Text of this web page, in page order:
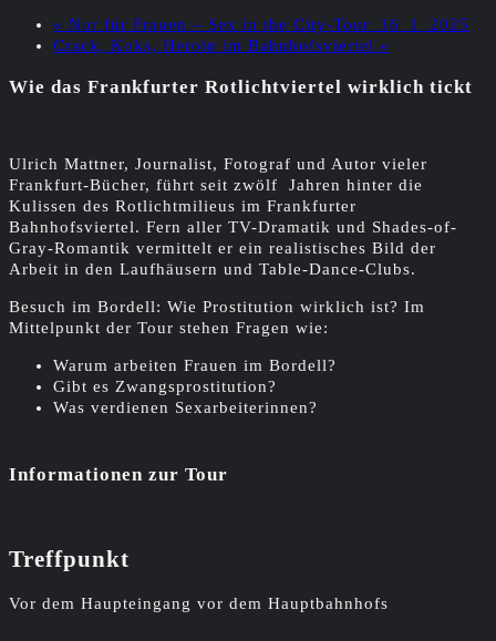
« Nur für Frauen – Sex in the City-Tour_16_1_2025
Crack, Koks, Heroin im Bahnhofsviertel »
Wie das Frankfurter Rotlichtviertel wirklich tickt
Ulrich Mattner, Journalist, Fotograf und Autor vieler
Frankfurt-Bücher, führt seit zwölf Jahren hinter die
Kulissen des Rotlichtmilieus im Frankfurter
Bahnhofsviertel. Fern aller TV-Dramatik und Shades-of-
Gray-Romantik vermittelt er ein realistisches Bild der
Arbeit in den Laufhäusern und Table-Dance-Clubs.
Besuch im Bordell: Wie Prostitution wirklich ist? Im
Mittelpunkt der Tour stehen Fragen wie:
Warum arbeiten Frauen im Bordell?
Gibt es Zwangsprostitution?
Was verdienen Sexarbeiterinnen?
Informationen zur Tour
Treffpunkt
Vor dem Haupteingang vor dem Hauptbahnhofs